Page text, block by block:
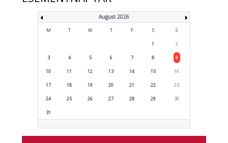
August 2026
M T W T F S S
1 2
3 4 5 6 7 8 9
10 11 12 13 14 15 16
17 18 19 20 21 22 23
24 25 26 27 28 29 30
31